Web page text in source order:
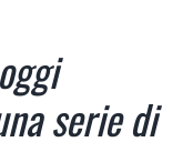
serie di